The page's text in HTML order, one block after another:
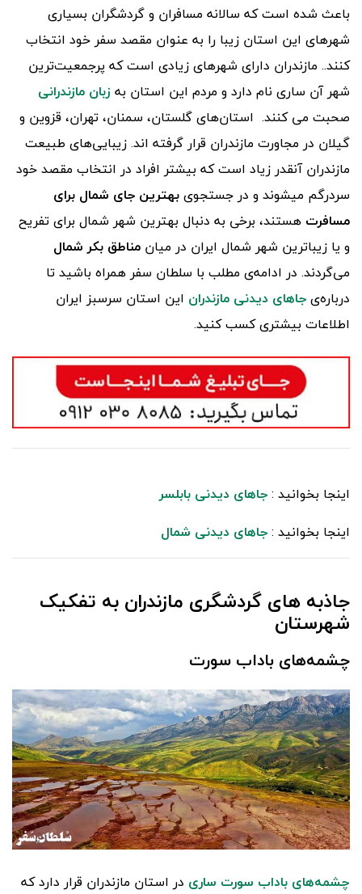
باعث شده است که سالانه مسافران و گردشگران بسیاری
شهرهای این استان زیبا را به ‌عنوان مقصد سفر خود انتخاب
کنند.. مازندران دارای شهرهای زیادی است که پرجمعیت‌ترین
شهر آن ساری نام دارد و مردم این استان به زبان مازندرانی
صحبت می کنند. استان‌های گلستان، سمنان، تهران، قزوین و
گیلان در مجاورت مازندران قرار گرفته ‌اند. زیبایی‌های طبیعت
مازندران آنقدر زیاد است که بیشتر افراد در انتخاب مقصد خود
سردرگم میشوند و در جستجویبهترین جای شمال برای
مسافرت هستند، برخی به دنبال بهترین شهر شمال برای تفریح
و یا زیباترین شهر شمال ایران در میان مناطق بکر شمال
می‌گردند. در ادامه‌ی مطلب با سلطان سفر همراه باشید تا
درباره‌یجاهای دیدنی مازندران این استان سرسبز ایران
اطلاعات بیشتری کسب کنید.
اینجا بخوانید :جاهای دیدنی بابلسر
اینجا بخوانید :جاهای دیدنی شمال
جاذبه های گردشگری مازندران به تفکیک
شهرستان
چشمه‌های باداب سورت
چشمه‌های باداب سورت ساری در استان مازندران قرار دارد که